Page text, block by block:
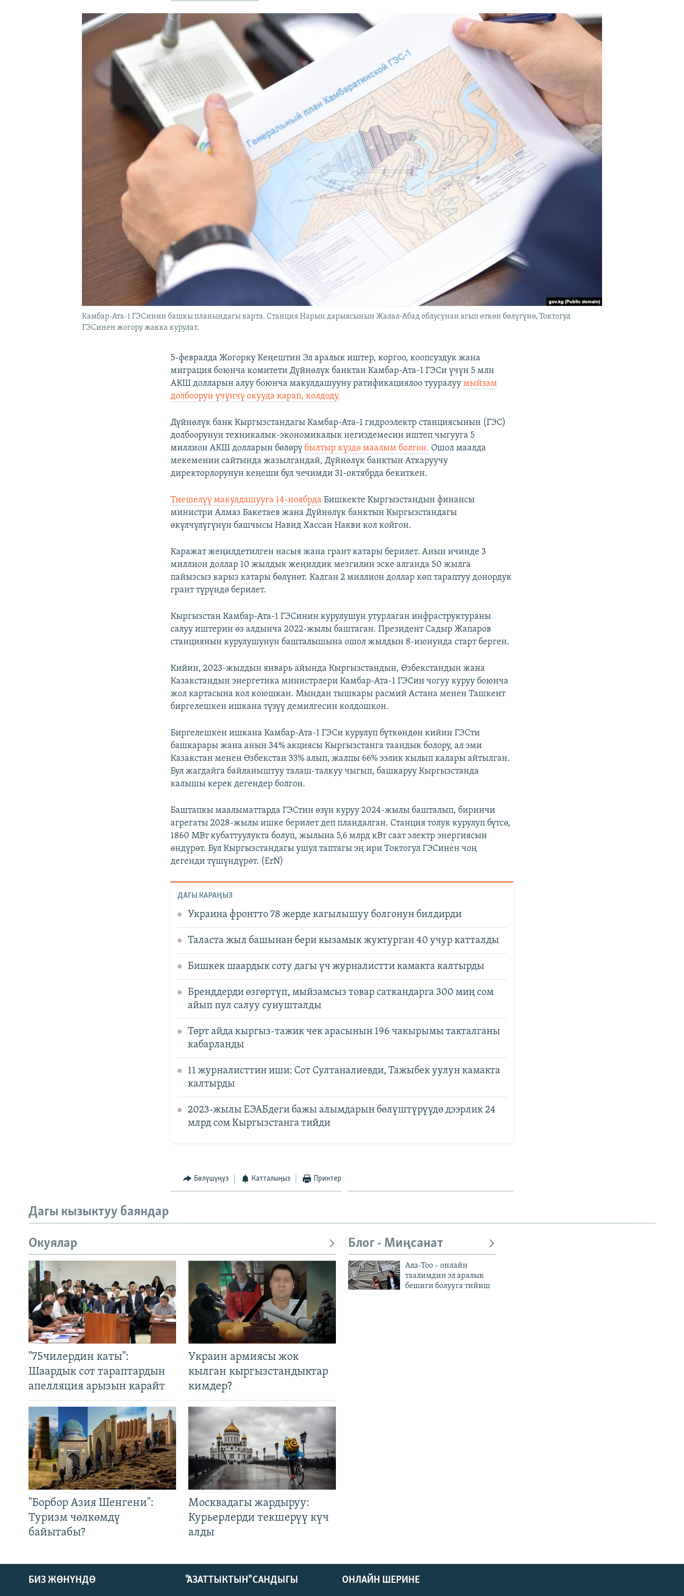
ЫҢГАЙСЫЗ СУРООЛОР
Камбар-Ата-1 ГЭСинин башкы планындагы карта. Станция Нарын дарыясынын Жалал-Абад облусунан агып өткөн бөлүгүнө, Токтогул
ГЭСинен жогору жакка курулат.
5-февралда Жогорку Кеңештин Эл аралык иштер, коргоо, коопсуздук жана
миграция боюнча комитети Дүйнөлүк банктан Камбар-Ата-1 ГЭСи үчүн 5 млн
АКШ долларын алуу боюнча макулдашууну ратификациялоо тууралуумыйзам
долбоорун үчүнчү окууда карап, колдоду.
Дүйнөлүк банк Кыргызстандагы Камбар-Ата-1 гидроэлектр станциясынын (ГЭС)
долбоорунун техникалык-экономикалык негиздемесин иштеп чыгууга 5
миллион АКШ долларын бөлөрү былтыр күздө маалым болгон. Ошол маалда
мекеменин сайтында жазылгандай, Дүйнөлүк банктын Аткаруучу
директорлорунун кеңеши бул чечимди 31-октябрда бекиткен.
Тиешелүү макулдашууга 14-ноябрда Бишкекте Кыргызстандын финансы
министри Алмаз Бакетаев жана Дүйнөлүк банктын Кыргызстандагы
өкүлчүлүгүнүн башчысы Навид Хассан Накви кол койгон.
Каражат жеңилдетилген насыя жана грант катары берилет. Анын ичинде 3
миллион доллар 10 жылдык жеңилдик мезгилин эске алганда 50 жылга
пайызсыз карыз катары бөлүнөт. Калган 2 миллион доллар көп тараптуу донордук
грант түрүндө берилет.
Кыргызстан Камбар-Ата-1 ГЭСинин курулушун утурлаган инфраструктураны
салуу иштерин өз алдынча 2022-жылы баштаган. Президент Садыр Жапаров
станциянын курулушунун башталышына ошол жылдын 8-июнунда старт берген.
Кийин, 2023-жылдын январь айында Кыргызстандын, Өзбекстандын жана
Казакстандын энергетика министрлери Камбар-Ата-1 ГЭСин чогуу куруу боюнча
жол картасына кол коюшкан. Мындан тышкары расмий Астана менен Ташкент
биргелешкен ишкана түзүү демилгесин колдошкон.
Биргелешкен ишкана Камбар-Ата-1 ГЭСи курулуп бүткөндөн кийин ГЭСти
башкарары жана анын 34% акциясы Кыргызстанга таандык болору, ал эми
Казакстан менен Өзбекстан 33% алып, жалпы 66% ээлик кылып калары айтылган.
Бул жагдайга байланыштуу талаш-талкуу чыгып, башкаруу Кыргызстанда
калышы керек дегендер болгон.
Баштапкы маалыматтарда ГЭСтин өзүн куруу 2024-жылы башталып, биринчи
агрегаты 2028-жылы ишке берилет деп пландалган. Станция толук курулуп бүтсө,
1860 МВт кубаттуулукта болуп, жылына 5,6 млрд кВт саат электр энергиясын
өндүрөт. Бул Кыргызстандагы ушул таптагы эң ири Токтогул ГЭСинен чоң
дегенди түшүндүрөт. (ErN)
ДАГЫ КАРАҢЫЗ
Украина фронтто 78 жерде кагылышуу болгонун билдирди
Таласта жыл башынан бери кызамык жуктурган 40 учур катталды
Бишкек шаардык соту дагы үч журналистти камакта калтырды
Бренддерди өзгөртүп, мыйзамсыз товар саткандарга 300 миң сом
айып пул салуу сунушталды
Төрт айда кыргыз-тажик чек арасынын 196 чакырымы такталганы
кабарланды
11 журналисттин иши: Сот Султаналиевди, Тажыбек уулун камакта
калтырды
2023-жылы ЕЭАБдеги бажы алымдарын бөлүштүрүүдө дээрлик 24
млрд сом Кыргызстанга тийди
Бөлүшүңүз Катталыңыз Принтер
Дагы кызыктуу баяндар
Окуялар
"75чилердин каты":
Шаардык сот тараптардын
апелляция арызын карайт
Украин армиясы жок
кылган кыргызстандыктар
кимдер?
"Борбор Азия Шенгени":
Туризм чөлкөмдү
байытабы?
Москвадагы жардыруу:
Курьерлерди текшерүү күч
алды
Блог - Миңсанат
Ала-Тоо – онлайн
таалимдин эл аралык
бешиги болууга тийиш
ОНЛАЙН ШЕРИНЕ
БИЗ ЖӨНҮНДӨ "АЗАТТЫКТЫН" САНДЫГЫ